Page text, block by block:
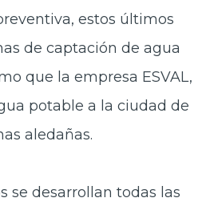
estos últimos
de captación de agua
que la empresa ESVAL,
potable a la ciudad de
aledañas.
se desarrollan todas las